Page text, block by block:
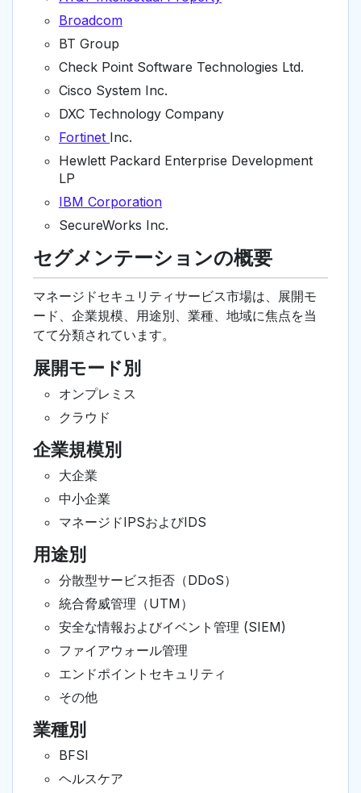
Broadcom
BT Group
Check Point Software Technologies Ltd.
Cisco System Inc.
DXC Technology Company
Fortinet Inc.
Hewlett Packard Enterprise Development
LP
IBM Corporation
SecureWorks Inc.
セグメンテーションの概要
マネージドセキュリティサービス市場は、展開モ
ード、企業規模、用途別、業種、地域に焦点を当
てて分類されています。
展開モード別
オンプレミス
クラウド
企業規模別
大企業
中小企業
マネージドIPSおよびIDS
用途別
分散型サービス拒否（DDoS）
統合脅威管理（UTM）
安全な情報およびイベント管理 (SIEM)
ファイアウォール管理
エンドポイントセキュリティ
その他
業種別
BFSI
ヘルスケア